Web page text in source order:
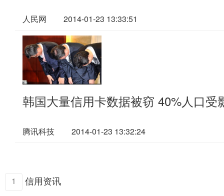
人民网 2014-01-23 13:33:51
韩国大量信用卡数据被窃 40%人口受
腾讯科技 2014-01-23 13:32:24
1 信用资讯